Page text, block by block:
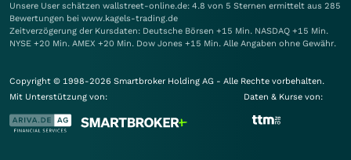
Unsere User schätzen wallstreet-online.de: 4.8 von 5 Sternen ermittelt aus 285
Bewertungen bei www.kagels-trading.de
Zeitverzögerung der Kursdaten: Deutsche Börsen +15 Min. NASDAQ +15 Min.
NYSE +20 Min. AMEX +20 Min. Dow Jones +15 Min. Alle Angaben ohne Gewähr.
Copyright © 1998-2026 Smartbroker Holding AG - Alle Rechte vorbehalten.
Mit Unterstützung von:
Daten & Kurse von: